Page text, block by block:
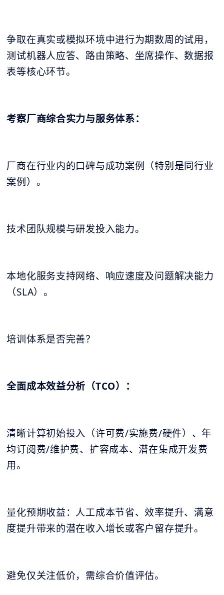
争取在真实或模拟环境中进行为期数周的试用，
测试机器人应答、路由策略、坐席操作、数据报
表等核心环节。
考察厂商综合实力与服务体系：
厂商在行业内的口碑与成功案例（特别是同行业
案例）。
技术团队规模与研发投入能力。
本地化服务支持网络、响应速度及问题解决能力
（SLA）。
培训体系是否完善？
全面成本效益分析（TCO）：
清晰计算初始投入（许可费/实施费/硬件）、年
均订阅费/维护费、扩容成本、潜在集成开发费
用。
量化预期收益：人工成本节省、效率提升、满意
度提升带来的潜在收入增长或客户留存提升。
避免仅关注低价，需综合价值评估。